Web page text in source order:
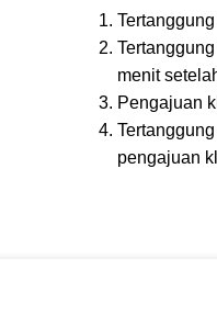
menit
Pengajuan
pengajuan